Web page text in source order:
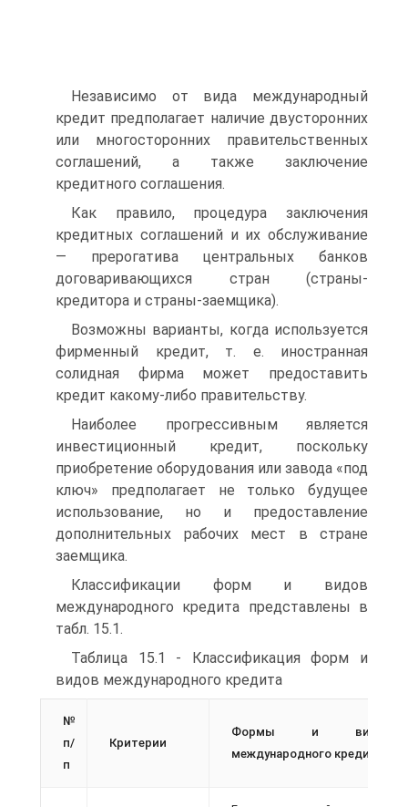
Независимо от вида международный
кредит предполагает наличие двусто­ронних
или многосторонних правительственных
соглашений, а также заклю­чение
кредитного соглашения.
Как правило, процедура заключения
кредитных соглашений и их обслужи­вание
— прерогатива центральных банков
договаривающихся стран (страны-
кредитора и страны-заемщика).
Возможны варианты, когда используется
фирменный кредит, т. е. иностран­ная
солидная фирма может предоставить
кредит какому-либо правительству.
Наиболее прогрессивным является
инвестиционный кредит, поскольку
приобретение оборудования или завода «под
ключ» предполагает не только будущее
использование, но и предоставление
дополнительных рабочих мест в стране
заемщика.
Классификации форм и видов
международного кредита представлены в
табл. 15.1.
Таблица 15.1 - Классификация форм и
видов международного кредита
№
п/
п
Критерии
Формы и виды
международного кредита